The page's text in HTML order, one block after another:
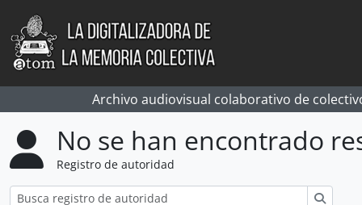
Skip to main content
Archivo audiovisual colaborativo de
No se han encontrado
Registro de autoridad